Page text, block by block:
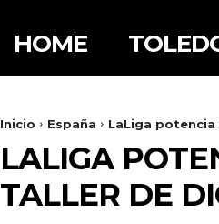
HOME
Inicio España LaLiga
LALIGA
TALLER DE